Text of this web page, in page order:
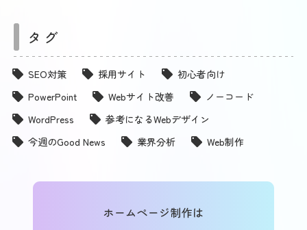
タグ
SEO対策 採用サイト
初心者向け
PowerPoint
Webサイト改善
ノーコード
WordPress
参考になるWebデザイン
今週のGood News
業界分析 Web制作